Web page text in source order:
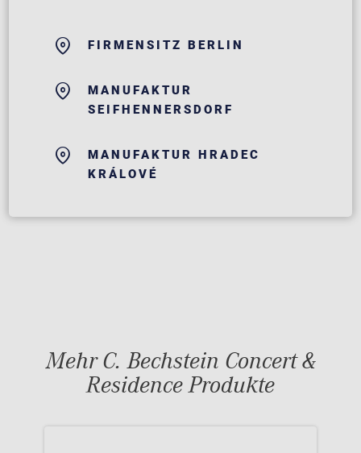
FIRMENSITZ BERLIN
MANUFAKTUR
SEIFHENNERSDORF
MANUFAKTUR HRADEC
KRÁLOVÉ
Mehr C. Bechstein Concert &
Residence Produkte